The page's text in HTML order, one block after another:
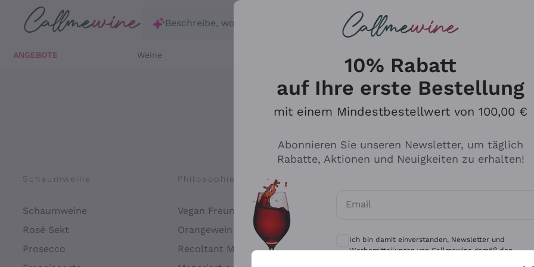
Zum Hauptinhalt springen
Beschreibe, wonach du suchst
ANGEBOTE Weine
Schaumweine
Schaumweine
Rosé Sekt
Prosecco
Philosophien
Vegan Freundlich
Orangewein
Recoltant Manipulant
Antinori
Ca' del Bosco
Gavi
10% Rabatt
auf Ihre erste Bestellung
mit einem Mindestbestellwert von 100,00 €
Abonnieren Sie unseren Newsletter, um täglich
Rabatte, Aktionen und Neuigkeiten zu erhalten!
Email
Optionale Einwilligungen zum Erhalt von
Ich bin damit einverstanden, Newsletter und
Werbemitteilungen von Callmewine gemäß den -